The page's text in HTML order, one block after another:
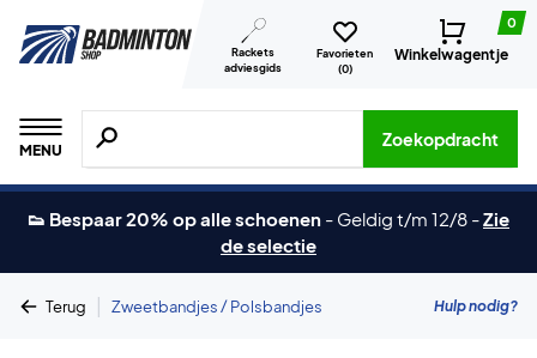
Rackets
adviesgids
Favorieten
(0)
0
Winkelwagentje
MENU
Zoeken naar producten, merken etc.
Zoekopdracht
👟 Bespaar 20% op alle schoenen - Geldig t/m 12/8 -Zie
de selectie
Terug | Zweetbandjes / Polsbandjes Hulp nodig?